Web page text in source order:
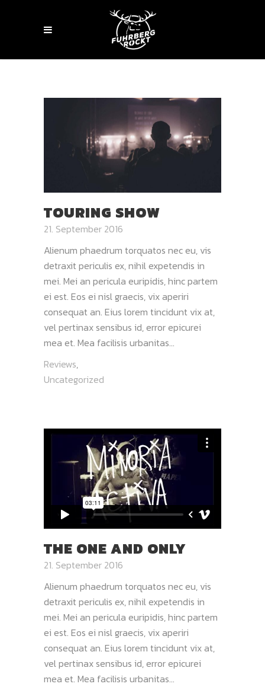
TOURING SHOW
21. September 2016
Alienum phaedrum torquatos nec eu, vis
detraxit periculis ex, nihil expetendis in
mei. Mei an pericula euripidis, hinc partem
ei est. Eos ei nisl graecis, vix aperiri
consequat an. Eius lorem tincidunt vix at,
vel pertinax sensibus id, error epicurei
mea et. Mea facilisis urbanitas...
Reviews,
Uncategorized
THE ONE AND ONLY
21. September 2016
Alienum phaedrum torquatos nec eu, vis
detraxit periculis ex, nihil expetendis in
mei. Mei an pericula euripidis, hinc partem
ei est. Eos ei nisl graecis, vix aperiri
consequat an. Eius lorem tincidunt vix at,
vel pertinax sensibus id, error epicurei
mea et. Mea facilisis urbanitas...